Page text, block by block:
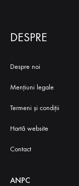
DESPRE
Despre noi
Mențiuni legale
Termeni și condiții
Hartă website
Contact
ANPC